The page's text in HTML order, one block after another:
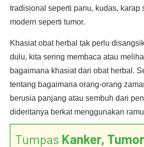
tradisional seperti panu, kudas, karap
modern seperti tumor.
Khasiat obat herbal tak perlu
dulu, kita sering membaca atau
bagaimana khasiat dari obat herbal.
tentang bagaimana orang-orang
berusia panjang atau sembuh dari
dideritanya berkat menggunakan
Tumpas Kanker,